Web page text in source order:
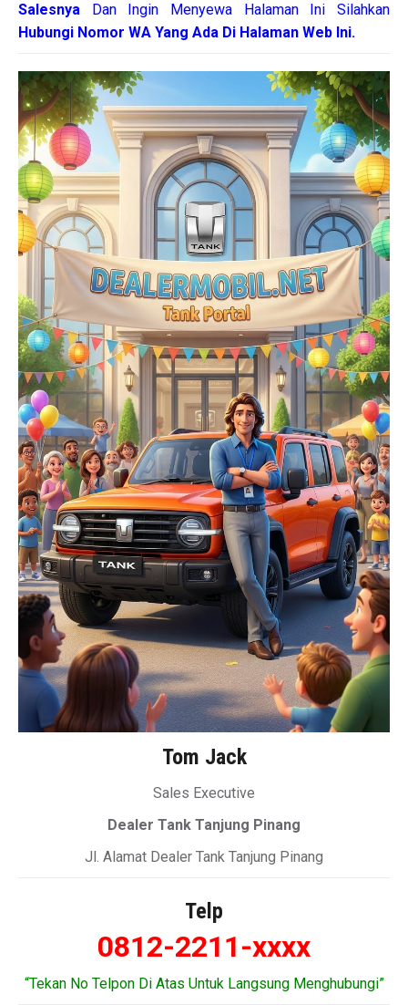
Salesnya Dan Ingin Menyewa Halaman Ini Silahkan
Hubungi Nomor WA Yang Ada Di Halaman Web Ini.
Tom Jack
Sales Executive
Dealer Tank Tanjung Pinang
Jl. Alamat Dealer Tank Tanjung Pinang
Telp
0812-2211-xxxx
“Tekan No Telpon Di Atas Untuk Langsung Menghubungi”